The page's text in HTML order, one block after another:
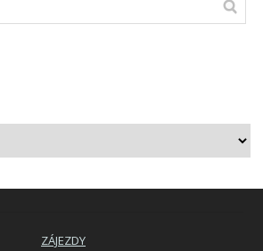
ZÁJEZDY